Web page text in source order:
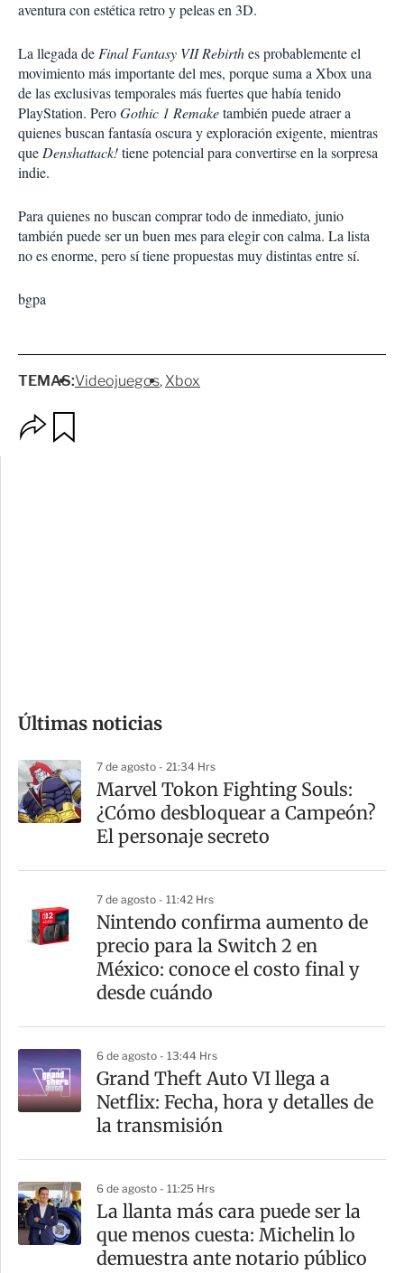
aventura con estética retro y peleas en 3D.
La llegada deFinal Fantasy VII Rebirthes probablemente el
movimiento más importante del mes, porque suma a Xbox una
de las exclusivas temporales más fuertes que había tenido
PlayStation. PeroGothic 1 Remaketambién puede atraer a
quienes buscan fantasía oscura y exploración exigente, mientras
queDenshattack!tiene potencial para convertirse en la sorpresa
indie.
Para quienes no buscan comprar todo de inmediato, junio
también puede ser un buen mes para elegir con calma. La lista
no es enorme, pero sí tiene propuestas muy distintas entre sí.
bgpa
TEMAS:Videojuegos Xbox
m
a
r
t
Últimas noticias
7 de agosto - 21:34 Hrs
Marvel Tokon Fighting Souls:
¿Cómo desbloquear a Campeón?
El personaje secreto
7 de agosto - 11:42 Hrs
Nintendo confirma aumento de
precio para la Switch 2 en
México: conoce el costo final y
desde cuándo
6 de agosto - 13:44 Hrs
Grand Theft Auto VI llega a
Netflix: Fecha, hora y detalles de
la transmisión
6 de agosto - 11:25 Hrs
La llanta más cara puede ser la
que menos cuesta: Michelin lo
demuestra ante notario público